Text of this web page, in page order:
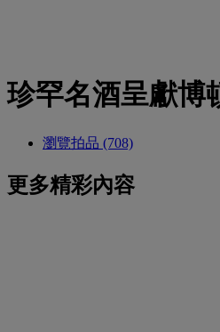
珍罕名酒呈獻博
瀏覽拍品 (708)
更多精彩內容